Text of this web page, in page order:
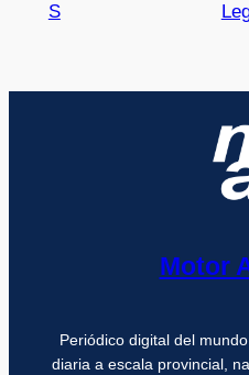
S
Motor
Periódico digital del
diaria a escala provincial,